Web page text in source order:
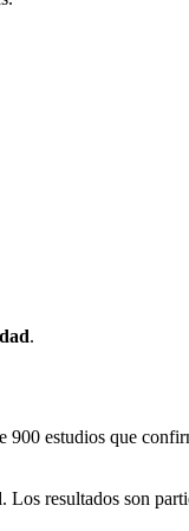
.
estudios que
. Los resultados son